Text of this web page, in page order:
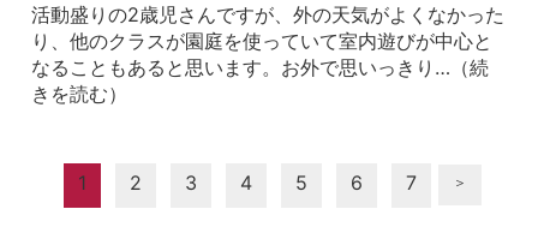
活動盛りの2歳児さんですが、外の天気がよくなかった
り、他のクラスが園庭を使っていて室内遊びが中心と
なることもあると思います。お外で思いっきり…（続
きを読む）
1 2 3 4 5 6 7 ＞